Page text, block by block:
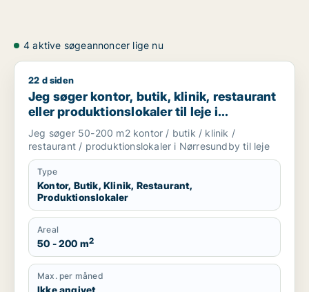
4 aktive søgeannoncer lige nu
Jeg søger kontor, butik, klinik, restaurant eller
22 d siden
Jeg søger kontor, butik, klinik, restaurant
eller produktionslokaler til leje i
Nørresundby
Jeg søger 50-200 m2 kontor / butik / klinik /
restaurant / produktionslokaler i Nørresundby til leje
Type
Kontor, Butik, Klinik, Restaurant,
Produktionslokaler
Areal
50 - 200 m2
Max. per måned
Ikke angivet